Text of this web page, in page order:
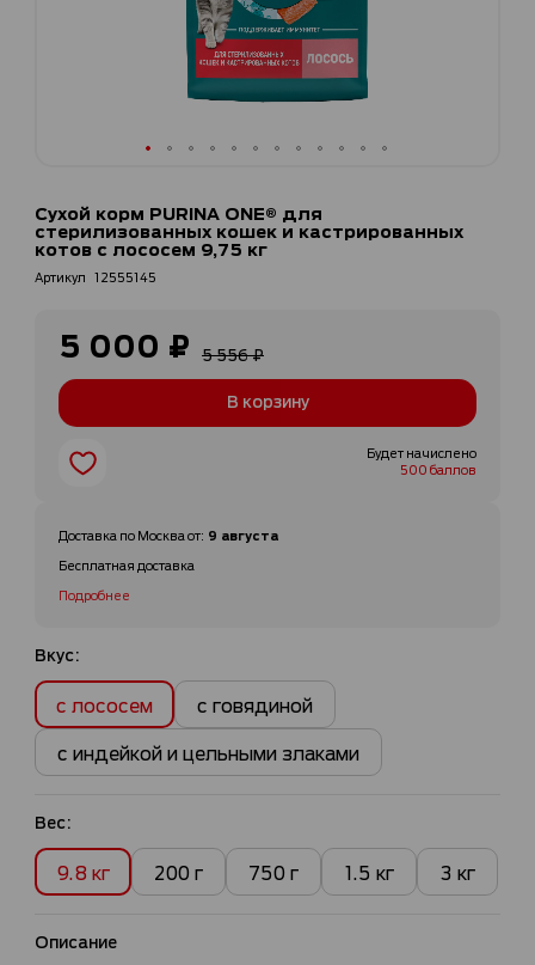
началу
галереи
изображений
Сухой корм PURINA ONE® для
стерилизованных кошек и кастрированных
котов с лососем 9,75 кг
Артикул 12555145
Специальная
5 000 ₽ 5 556 ₽
В корзину
Будет начислено
500 баллов
Доставка по Москваот: 9 августа
Бесплатная доставка
Подробнее
Вкус:
с лососем
с говядиной
с индейкой и цельными злаками
Вес:
9.8 кг 200 г 750 г 1.5 кг 3 кг
Описание